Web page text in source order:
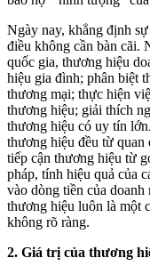
Ngày nay, khẳng định
điều không cần bàn cãi.
quốc gia, thương hiệu
hiệu gia đình; phân biệt
thương mại; thực hiện
thương hiệu; giải thích
thương hiệu có uy tín
thương hiệu đều từ
tiếp cận thương hiệu từ
pháp, tính hiệu quả của
vào dòng tiền của
thương hiệu luôn là một
không rõ ràng.
2. Giá trị của thương